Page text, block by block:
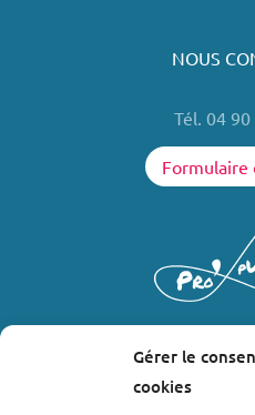
Gérer le
cookies
NOUS
Tél. 04
Formulaire